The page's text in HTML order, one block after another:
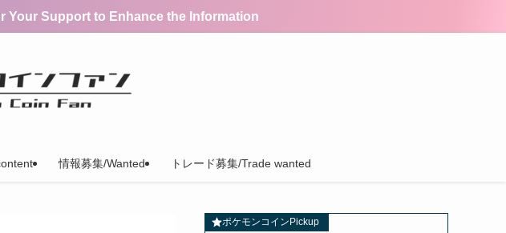
Your Support to Enhance the Information
情報募集/Wanted トレード募集/Trade wanted
ポケモンコインPickup